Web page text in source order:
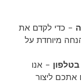
– כדי לקדם את
מיוחדת על
– אנו
אתכם ליצור